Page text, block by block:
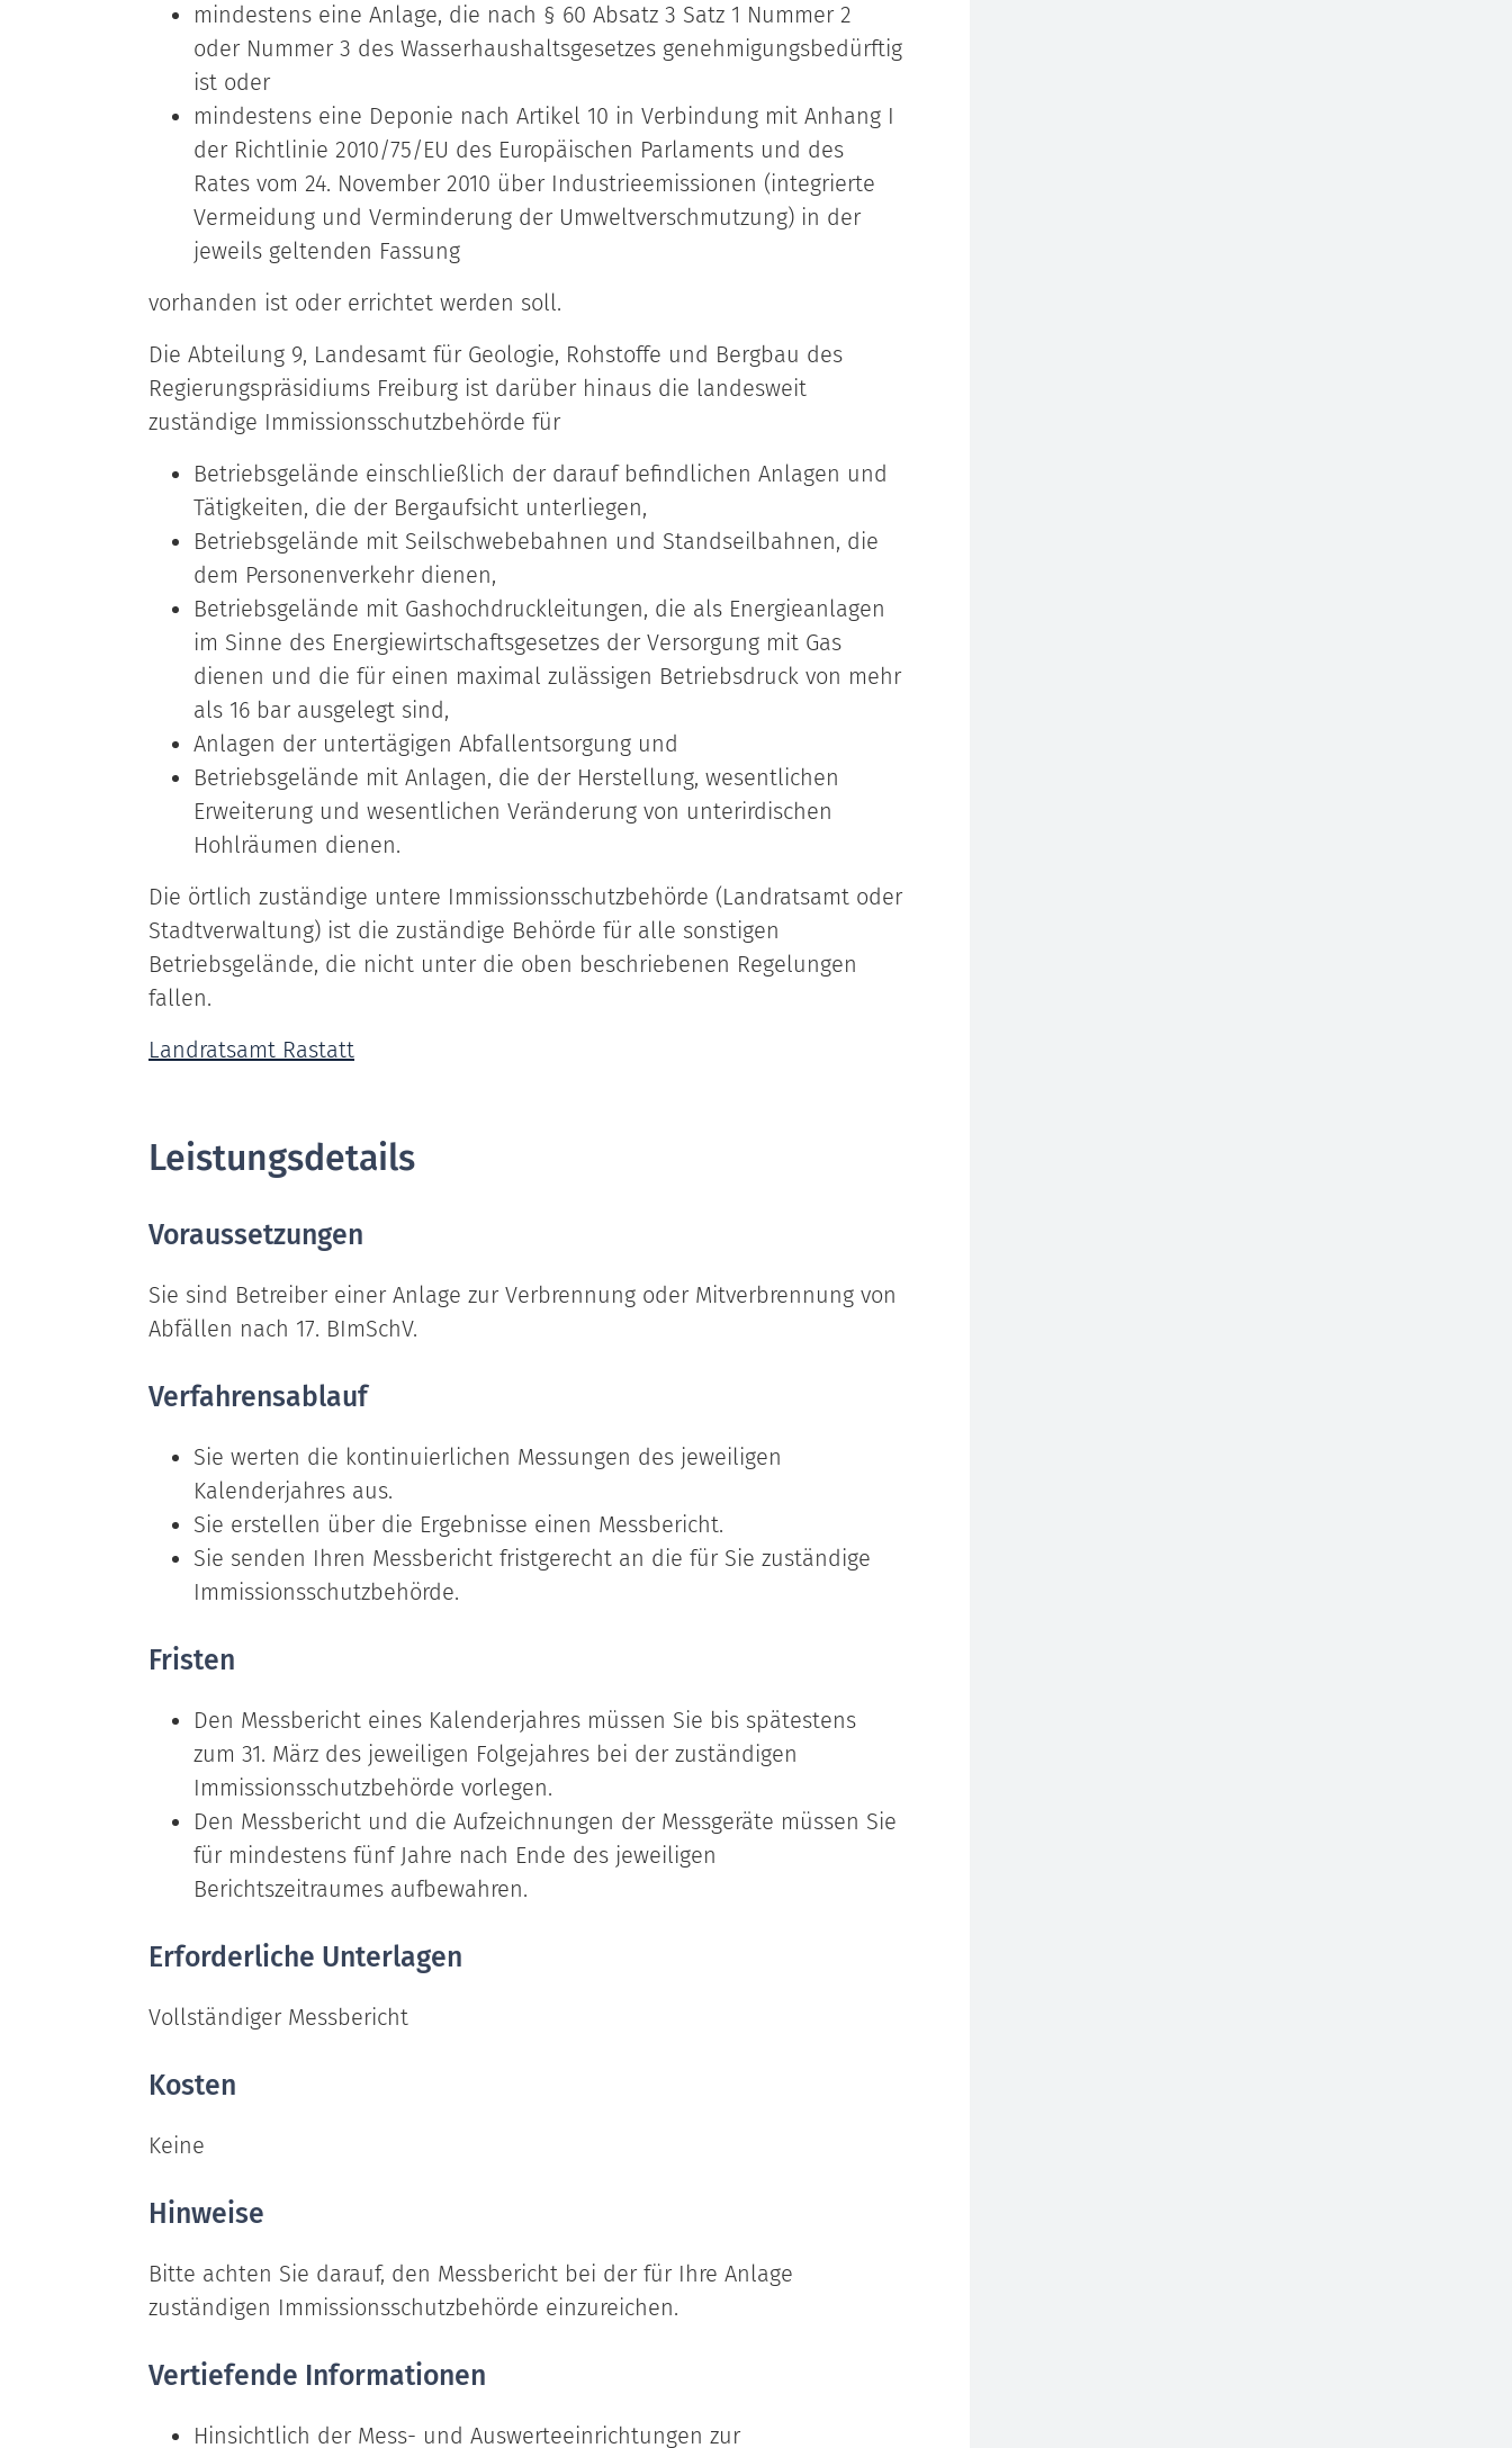
mindestens eine Anlage, die nach § 60 Absatz 3 Satz 1 Nummer 2
oder Nummer 3 des Wasserhaushaltsgesetzes genehmigungsbedürftig
ist oder
mindestens eine Deponie nach Artikel 10 in Verbindung mit Anhang I
der Richtlinie 2010/75/EU des Europäischen Parlaments und des
Rates vom 24. November 2010 über Industrieemissionen (integrierte
Vermeidung und Verminderung der Umweltverschmutzung) in der
jeweils geltenden Fassung
vorhanden ist oder errichtet werden soll.
Die Abteilung 9, Landesamt für Geologie, Rohstoffe und Bergbau des
Regierungspräsidiums Freiburg ist darüber hinaus die landesweit
zuständige Immissionsschutzbehörde für
Betriebsgelände einschließlich der darauf befindlichen Anlagen und
Tätigkeiten, die der Bergaufsicht unterliegen,
Betriebsgelände mit Seilschwebebahnen und Standseilbahnen, die
dem Personenverkehr dienen,
Betriebsgelände mit Gashochdruckleitungen, die als Energieanlagen
im Sinne des Energiewirtschaftsgesetzes der Versorgung mit Gas
dienen und die für einen maximal zulässigen Betriebsdruck von mehr
als 16 bar ausgelegt sind,
Anlagen der untertägigen Abfallentsorgung und
Betriebsgelände mit Anlagen, die der Herstellung, wesentlichen
Erweiterung und wesentlichen Veränderung von unterirdischen
Hohlräumen dienen.
Die örtlich zuständige untere Immissionsschutzbehörde (Landratsamt oder
Stadtverwaltung) ist die zuständige Behörde für alle sonstigen
Betriebsgelände, die nicht unter die oben beschriebenen Regelungen
fallen.
Landratsamt Rastatt
Leistungsdetails
Voraussetzungen
Sie sind Betreiber einer Anlage zur Verbrennung oder Mitverbrennung von
Abfällen nach 17. BImSchV.
Verfahrensablauf
Sie werten die kontinuierlichen Messungen des jeweiligen
Kalenderjahres aus.
Sie erstellen über die Ergebnisse einen Messbericht.
Sie senden Ihren Messbericht fristgerecht an die für Sie zuständige
Immissionsschutzbehörde.
Fristen
Den Messbericht eines Kalenderjahres müssen Sie bis spätestens
zum 31. März des jeweiligen Folgejahres bei der zuständigen
Immissionsschutzbehörde vorlegen.
Den Messbericht und die Aufzeichnungen der Messgeräte müssen Sie
für mindestens fünf Jahre nach Ende des jeweiligen
Berichtszeitraumes aufbewahren.
Erforderliche Unterlagen
Vollständiger Messbericht
Kosten
Keine
Hinweise
Bitte achten Sie darauf, den Messbericht bei der für Ihre Anlage
zuständigen Immissionsschutzbehörde einzureichen.
Vertiefende Informationen
Hinsichtlich der Mess- und Auswerteeinrichtungen zur